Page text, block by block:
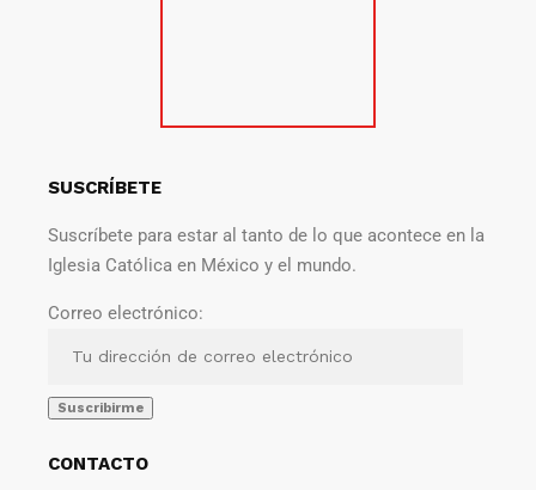
SUSCRÍBETE
Suscríbete para estar al tanto de lo que acontece en la
Iglesia Católica en México y el mundo.
Correo electrónico:
CONTACTO